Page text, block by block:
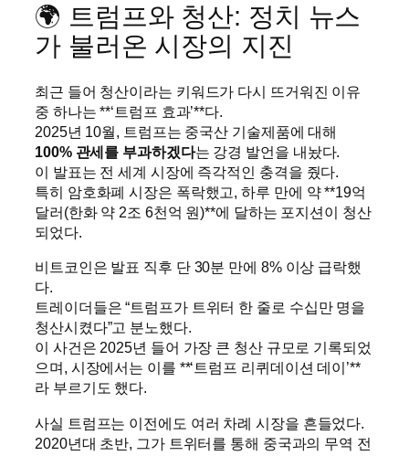
🌍 트럼프와 청산: 정치 뉴스
가 불러온 시장의 지진
최근 들어 청산이라는 키워드가 다시 뜨거워진 이유
중 하나는 **‘트럼프 효과’**다.
2025년 10월, 트럼프는 중국산 기술제품에 대해
100% 관세를 부과하겠다는 강경 발언을 내놨다.
이 발표는 전 세계 시장에 즉각적인 충격을 줬다.
특히 암호화폐 시장은 폭락했고, 하루 만에 약 **19억
달러(한화 약 2조 6천억 원)**에 달하는 포지션이 청산
되었다.
비트코인은 발표 직후 단 30분 만에 8% 이상 급락했
다.
트레이더들은 “트럼프가 트위터 한 줄로 수십만 명을
청산시켰다”고 분노했다.
이 사건은 2025년 들어 가장 큰 청산 규모로 기록되었
으며, 시장에서는 이를 **‘트럼프 리퀴데이션 데이’**
라 부르기도 했다.
사실 트럼프는 이전에도 여러 차례 시장을 흔들었다.
2020년대 초반, 그가 트위터를 통해 중국과의 무역 전